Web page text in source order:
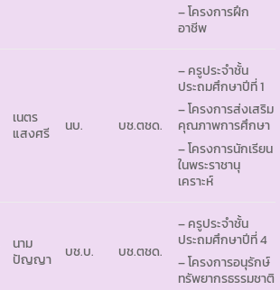
– โครงการฝึก
อาชีพ
เนตร
แสงศรี
นบ. บช.ตชด.
– ครูประจำชั้น
ประถมศึกษาปีที่ 1
– โครงการส่งเสริม
คุณภาพการศึกษา
– โครงการนักเรียน
ในพระราชานุ
เคราะห์
นาม
ปัญญา
บช.บ. บช.ตชด.
– ครูประจำชั้น
ประถมศึกษาปีที่ 4
– โครงการอนุรักษ์
ทรัพยากรธรรมชาติ